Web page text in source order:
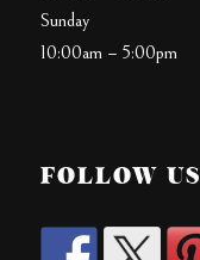
Sunday
10:00am – 5:00pm
FOLLOW US